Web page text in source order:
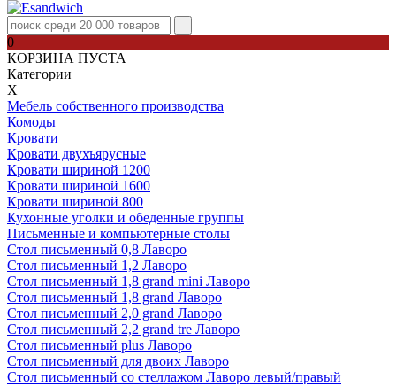
0
КОРЗИНА ПУСТА
Категории
Х
Мебель собственного производства
Комоды
Кровати
Кровати двухъярусные
Кровати шириной 1200
Кровати шириной 1600
Кровати шириной 800
Кухонные уголки и обеденные группы
Письменные и компьютерные столы
Стол письменный 0,8 Лаворо
Стол письменный 1,2 Лаворо
Стол письменный 1,8 grand mini Лаворо
Стол письменный 1,8 grand Лаворо
Стол письменный 2,0 grand Лаворо
Стол письменный 2,2 grand tre Лаворо
Стол письменный plus Лаворо
Стол письменный для двоих Лаворо
Стол письменный со стеллажом Лаворо левый/правый